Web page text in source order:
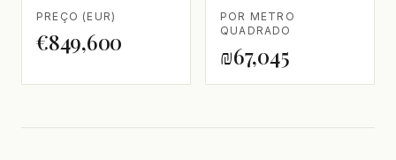
PREÇO (EUR)
€849,600
POR METRO
QUADRADO
₪67,045